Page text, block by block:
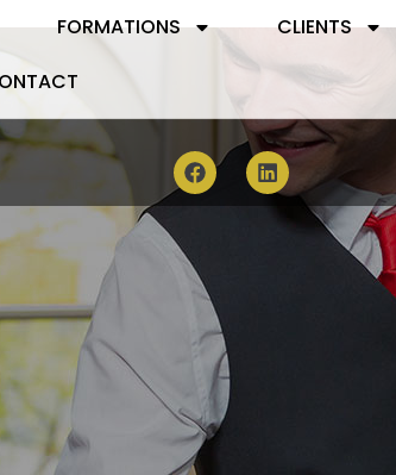
FORMATIONS CLIENTS